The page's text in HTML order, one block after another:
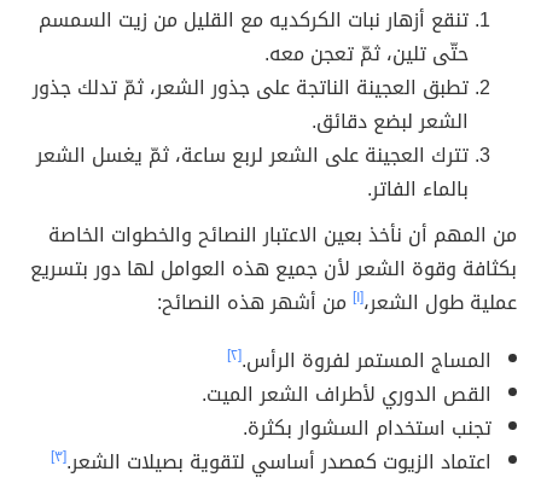
تنقع أزهار نبات الكركديه مع القليل من زيت السمسم
حتّى تلين، ثمّ تعجن معه.
تطبق العجينة الناتجة على جذور الشعر، ثمّ تدلك جذور
الشعر لبضع دقائق.
تترك العجينة على الشعر لربع ساعة، ثمّ يغسل الشعر
بالماء الفاتر.
من المهم أن نأخذ بعين الاعتبار النصائح والخطوات الخاصة
بكثافة وقوة الشعر لأن جميع هذه العوامل لها دور بتسريع
عملية طول الشعر،[١] من أشهر هذه النصائح:
المساج المستمر لفروة الرأس.[٢]
القص الدوري لأطراف الشعر الميت.
تجنب استخدام السشوار بكثرة.
اعتماد الزيوت كمصدر أساسي لتقوية بصيلات الشعر.[٣]